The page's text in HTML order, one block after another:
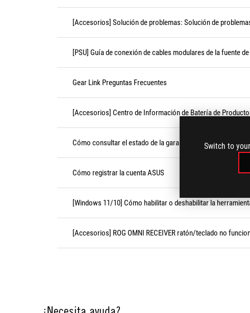
Switch to
[Accesorios] Solución de problemas: Solución de
[PSU] Guía de conexión de cables modulares de la fuente
Gear Link Preguntas Frecuentes
[Accesorios] Centro de Información de Batería de
Cómo consultar el estado de la garantía
Cómo registrar la cuenta ASUS
[Windows 11/10] Cómo habilitar o deshabilitar la
[Accesorios] ROG OMNI RECEIVER ratón/teclado no